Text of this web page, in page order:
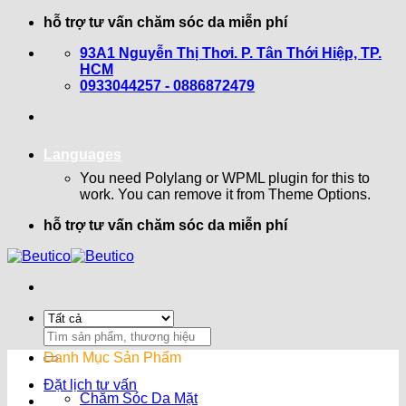
hỗ trợ tư vấn chăm sóc da miễn phí
93A1 Nguyễn Thị Thơi. P. Tân Thới Hiệp, TP.
HCM
0933044257 - 0886872479
Languages
You need Polylang or WPML plugin for this to
work. You can remove it from Theme Options.
hỗ trợ tư vấn chăm sóc da miễn phí
Search
for:
Đặt lịch tư vấn
Danh Mục Sản Phẩm
Chăm Sóc Da Mặt